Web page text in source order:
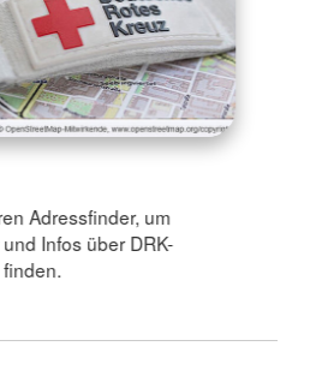
Adressfinder, um
Infos über DRK-